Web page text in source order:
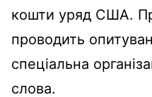
кошти уряд США.
проводить
спеціальна
слова.